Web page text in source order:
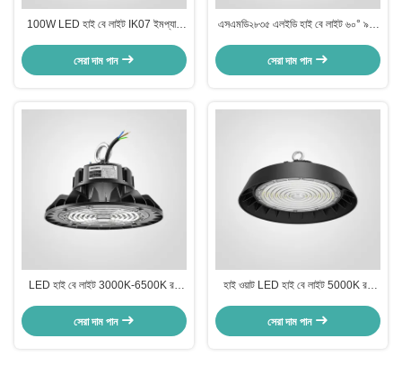
100W LED হাই বে লাইট IK07 ইমপ্যাক্ট
220V-240V
সেরা দাম পান
এসএমডি২৮৩৫ এলইডি হাই বে লাইট ৬০° ৯০°
৬৫০০ কে
সেরা দাম পান
LED হাই বে লাইট 3000K-6500K রঙ
সেরা দাম পান
হাই ওয়াট LED হাই বে লাইট 5000K রঙ
SMD2835 LEDs 120-277V
সেরা দাম পান